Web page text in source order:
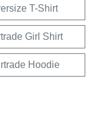
T-Shirt
Girl Shirt
Hoodie